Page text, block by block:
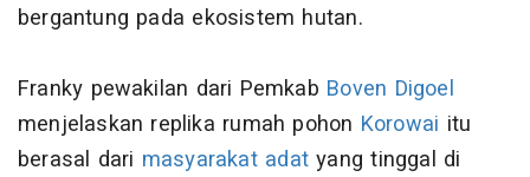
bergantung pada ekosistem hutan.
Franky pewakilan dari Pemkab Boven Digoel
menjelaskan replika rumah pohon Korowai itu
berasal dari masyarakat adatyang tinggal di